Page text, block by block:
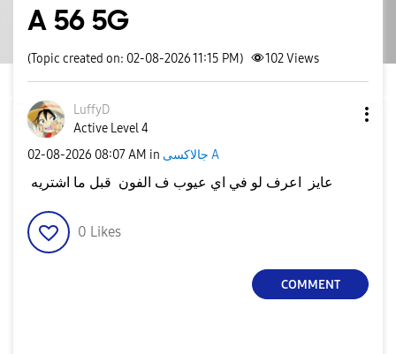
A 56 5G
(Topic created on: 02-08-2026 11:15 PM) 102Views
LuffyD
Active Level 4
‎02-08-2026 08:07 AM in جالاكسى A
0 Likes
COMMENT